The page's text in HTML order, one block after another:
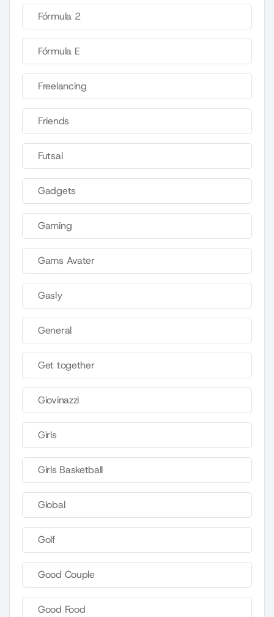
Fórmula 2
Fórmula E
Freelancing
Friends
Futsal
Gadgets
Gaming
Gams Avater
Gasly
General
Get together
Giovinazzi
Girls
Girls Basketball
Global
Golf
Good Couple
Good Food